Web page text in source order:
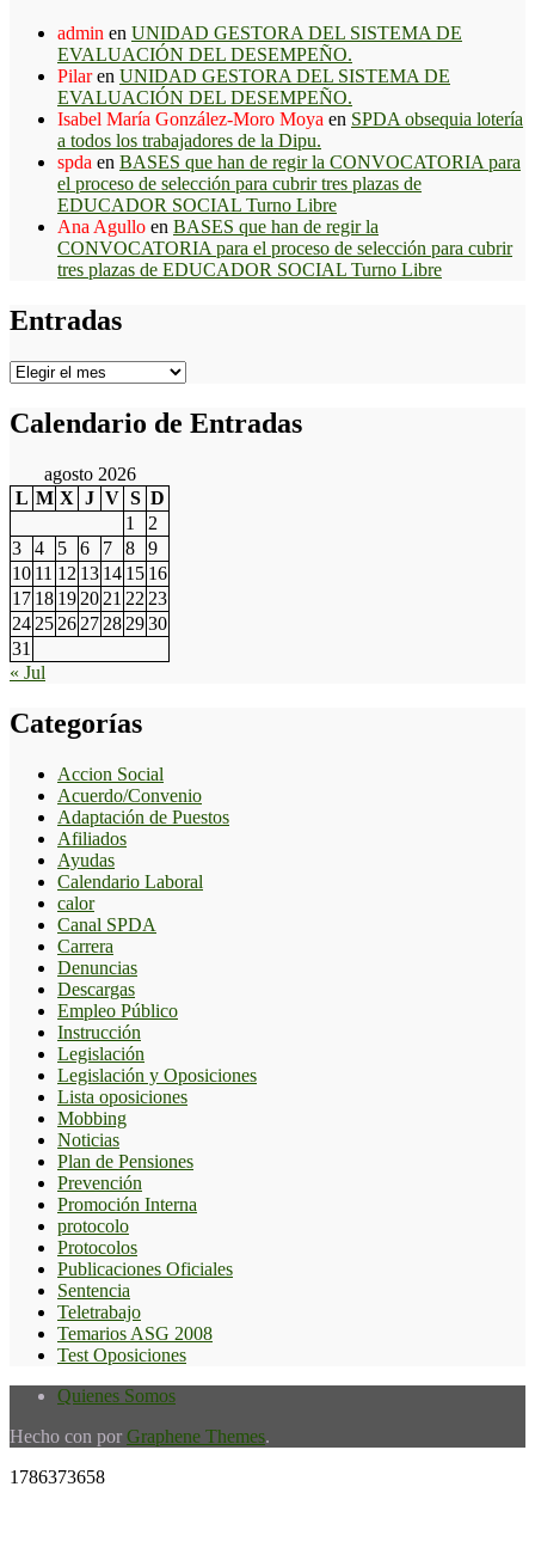
admin en UNIDAD GESTORA DEL SISTEMA DE
EVALUACIÓN DEL DESEMPEÑO.
Pilaren UNIDAD GESTORA DEL SISTEMA DE
EVALUACIÓN DEL DESEMPEÑO.
Isabel María González-Moro Moya en SPDA obsequia lotería
a todos los trabajadores de la Dipu.
spda en BASES que han de regir la CONVOCATORIA para
el proceso de selección para cubrir tres plazas de
EDUCADOR SOCIAL Turno Libre
Ana Agullo en BASES que han de regir la
CONVOCATORIA para el proceso de selección para cubrir
tres plazas de EDUCADOR SOCIAL Turno Libre
Entradas
Entradas
Calendario de Entradas
agosto 2026
L M X J V S D
1
2
3
4 5 6 7 8
9
10 11 12 13 14 15 16
17 18 19 20 21 22 23
24 25 26 27 28 2930
31
« Jul
Categorías
Accion Social
Acuerdo/Convenio
Adaptación de Puestos
Afiliados
Ayudas
Calendario Laboral
calor
Canal SPDA
Carrera
Denuncias
Descargas
Empleo Público
Instrucción
Legislación
Legislación y Oposiciones
Lista oposiciones
Mobbing
Noticias
Plan de Pensiones
Prevención
Promoción Interna
protocolo
Protocolos
Publicaciones Oficiales
Sentencia
Teletrabajo
Temarios ASG 2008
Test Oposiciones
Quienes Somos
Hecho con por Graphene Themes.
1786373658